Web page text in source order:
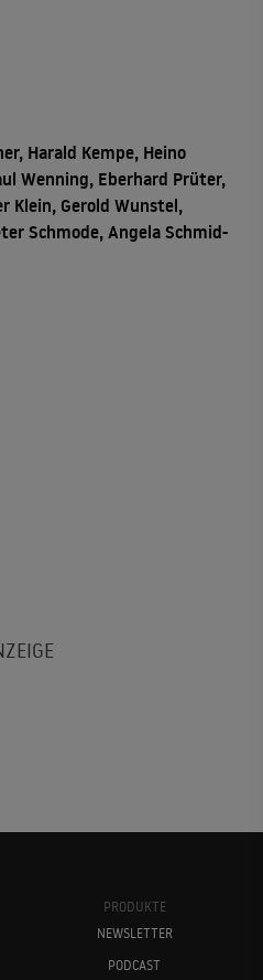
Harald Kempe, Heino
Wenning, Eberhard Prüter,
Klein, Gerold Wunstel,
Schmode, Angela Schmid-
PRODUKTE
NEWSLETTER
PODCAST